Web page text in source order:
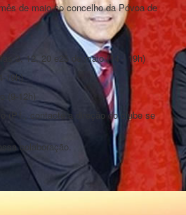
de maio no concelho da Póvoa de
3, 12, 20 e25 de maio (14 - 19h)
19h)
(9-12h)
(P.f., contacte a direção do clube se
colaboração.